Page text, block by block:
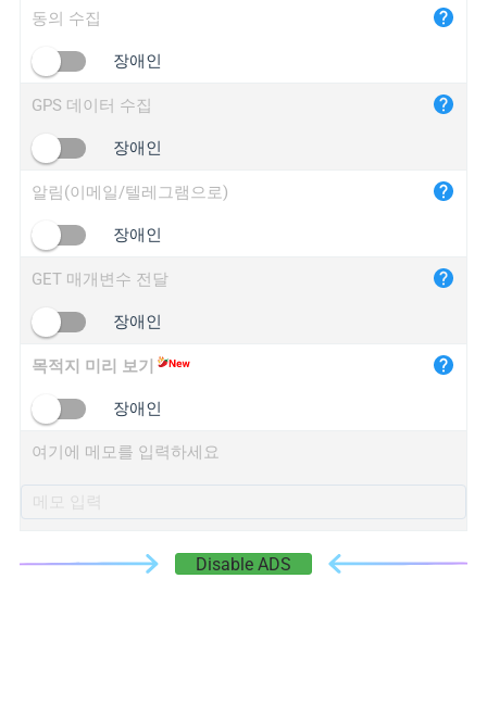
yip.su
iplogger.info
iplogger.cn
동의 수집
장애인
GPS 데이터 수집
장애인
알림(이메일/텔레그램으로)
장애인
GET 매개변수 전달
장애인
목적지 미리 보기
장애인
여기에 메모를 입력하세요
Disable ADS